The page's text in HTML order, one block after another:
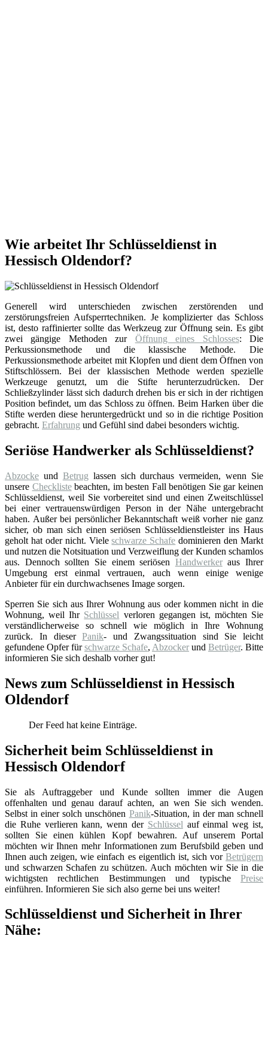
Wie arbeitet Ihr Schlüsseldienst in
Hessisch Oldendorf?
Generell wird unterschieden zwischen zerstörenden und
zerstörungsfreien Aufsperrtechniken. Je komplizierter das Schloss
ist, desto raffinierter sollte das Werkzeug zur Öffnung sein. Es gibt
zwei gängige Methoden zur Öffnung eines Schlosses: Die
Perkussionsmethode und die klassische Methode. Die
Perkussionsmethode arbeitet mit Klopfen und dient dem Öffnen von
Stiftschlössern. Bei der klassischen Methode werden spezielle
Werkzeuge genutzt, um die Stifte herunterzudrücken. Der
Schließzylinder lässt sich dadurch drehen bis er sich in der richtigen
Position befindet, um das Schloss zu öffnen. Beim Harken über die
Stifte werden diese heruntergedrückt und so in die richtige Position
gebracht. Erfahrung und Gefühl sind dabei besonders wichtig.
Seriöse Handwerker als Schlüsseldienst?
Abzocke und Betrug lassen sich durchaus vermeiden, wenn Sie
unsere Checklistebeachten, im besten Fall benötigen Sie gar keinen
Schlüsseldienst, weil Sie vorbereitet sind und einen Zweitschlüssel
bei einer vertrauenswürdigen Person in der Nähe untergebracht
haben. Außer bei persönlicher Bekanntschaft weiß vorher nie ganz
sicher, ob man sich einen seriösen Schlüsseldienstleister ins Haus
geholt hat oder nicht. Vieleschwarze Schafe dominieren den Markt
und nutzen die Notsituation und Verzweiflung der Kunden schamlos
aus. Dennoch sollten Sie einem seriösen Handwerkeraus Ihrer
Umgebung erst einmal vertrauen, auch wenn einige wenige
Anbieter für ein durchwachsenes Image sorgen.
Sperren Sie sich aus Ihrer Wohnung aus oder kommen nicht in die
Wohnung, weil Ihr Schlüssel verloren gegangen ist, möchten Sie
verständlicherweise so schnell wie möglich in Ihre Wohnung
zurück. In dieserPanik- und Zwangssituation sind Sie leicht
gefundene Opfer fürschwarze Schafe, Abzocker und Betrüger. Bitte
informieren Sie sich deshalb vorher gut!
News zum Schlüsseldienst in Hessisch
Oldendorf
Der Feed hat keine Einträge.
Sicherheit beim Schlüsseldienst in
Hessisch Oldendorf
Sie als Auftraggeber und Kunde sollten immer die Augen
offenhalten und genau darauf achten, an wen Sie sich wenden.
Selbst in einer solch unschönen Panik-Situation, in der man schnell
die Ruhe verlieren kann, wenn der Schlüssel auf einmal weg ist,
sollten Sie einen kühlen Kopf bewahren. Auf unserem Portal
möchten wir Ihnen mehr Informationen zum Berufsbild geben und
Ihnen auch zeigen, wie einfach es eigentlich ist, sich vor Betrügern
und schwarzen Schafen zu schützen. Auch möchten wir Sie in die
wichtigsten rechtlichen Bestimmungen und typische Preise
einführen. Informieren Sie sich also gerne bei uns weiter!
Schlüsseldienst und Sicherheit in Ihrer
Nähe: